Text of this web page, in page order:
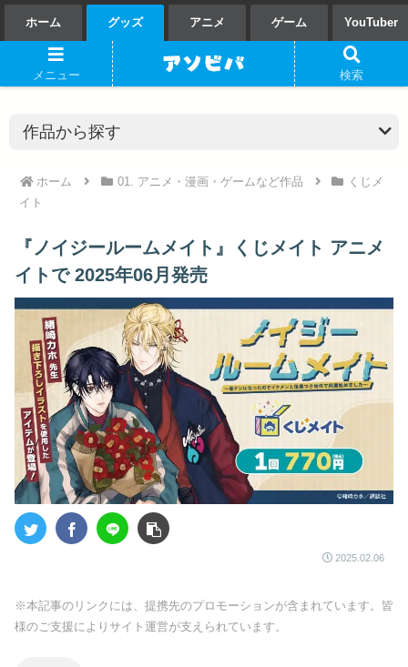
ホーム グッズ アニメ ゲーム YouTuber
ホーム 01. アニメ・漫画・ゲームなど作品
くじメ
イト
『ノイジールームメイト』くじメイト アニメ
イトで 2025年06月発売
2025.02.06
※本記事のリンクには、提携先のプロモーションが含まれています。皆
様のご支援によりサイト運営が支えられています。
メニュー 検索